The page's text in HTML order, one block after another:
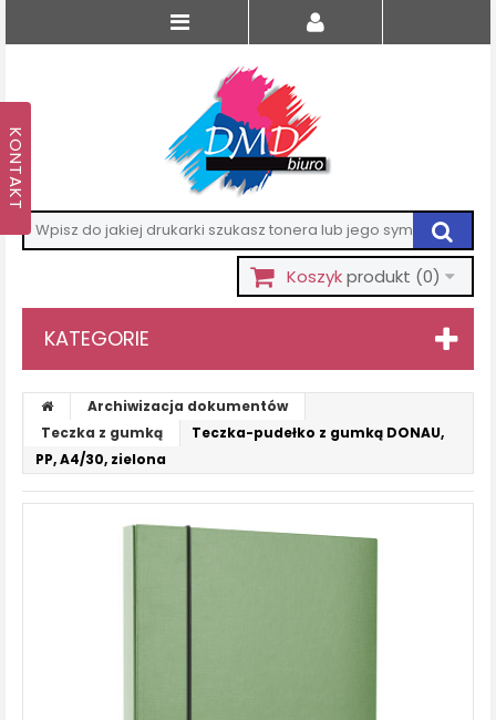
Koszykprodukt (0)
KATEGORIE
Archiwizacja dokumentów
Teczka z gumką
Teczka-pudełko z gumką DONAU,
PP, A4/30, zielona